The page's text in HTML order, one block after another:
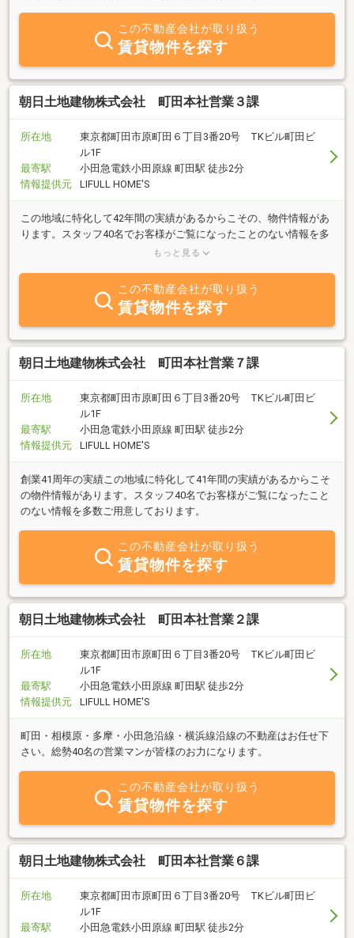
この不動産会社が取り扱う
賃貸物件を探す
朝日土地建物株式会社 町田本社営業３課
所在地
東京都町田市原町田６丁目3番20号 TKビル町田ビ
ル1F
最寄駅
小田急電鉄小田原線 町田駅 徒歩2分
情報提供元
LIFULL HOME'S
この地域に特化して42年間の実績があるからこその、物件情報があ
ります。スタッフ40名でお客様がご覧になったことのない情報を多
数ご用意しております。ご案内・詳細な資料のご請求はお気軽にど
もっと見る
この不動産会社が取り扱う
賃貸物件を探す
朝日土地建物株式会社 町田本社営業７課
所在地
東京都町田市原町田６丁目3番20号 TKビル町田ビ
ル1F
最寄駅
小田急電鉄小田原線 町田駅 徒歩2分
情報提供元
LIFULL HOME'S
創業41周年の実績この地域に特化して41年間の実績があるからこそ
の物件情報があります。スタッフ40名でお客様がご覧になったこと
のない情報を多数ご用意しております。
この不動産会社が取り扱う
賃貸物件を探す
朝日土地建物株式会社 町田本社営業２課
所在地
東京都町田市原町田６丁目3番20号 TKビル町田ビ
ル1F
最寄駅
小田急電鉄小田原線 町田駅 徒歩2分
情報提供元
LIFULL HOME'S
町田・相模原・多摩・小田急沿線・横浜線沿線の不動産はお任せ下
さい。総勢40名の営業マンが皆様のお力になります。
この不動産会社が取り扱う
賃貸物件を探す
朝日土地建物株式会社 町田本社営業６課
所在地
東京都町田市原町田６丁目3番20号 TKビル町田ビ
ル1F
最寄駅
小田急電鉄小田原線 町田駅 徒歩2分